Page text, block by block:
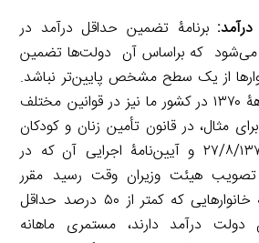
درآمد:برنامۀ تضمین حداقل درآمد در
می‌شود که براساس آن دولت‌ها تضمین
از یک سطح مشخص پایین‌تر نباشد.
این موضوع از اوایل دهۀ ۱۳۷۰ در کشور ما نیز در قوانین مختلف
مثال، در قانون تأمین زنان و کودکان
بی‌سرپرست مصوب ۲۷/۸/۱۳۷۱ و آیین‌نامۀ اجرایی آن که در
۱۷/۵/۱۳۷۴ به تصویب هیئت وزیران وقت رسید مقرر
گردیده است دولت به خانوارهایی که کمتر از ۵۰ درصد حداقل
درآمد دارند، مستمری ماهانه